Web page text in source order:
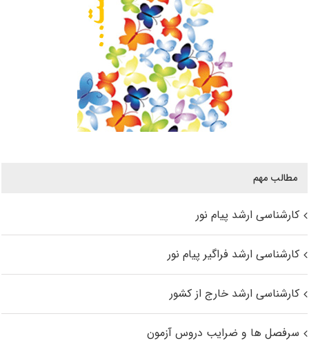
مطالب مهم
کارشناسی ارشد پیام نور
کارشناسی ارشد فراگیر پیام نور
کارشناسی ارشد خارج از کشور
سرفصل ها و ضرایب دروس آزمون